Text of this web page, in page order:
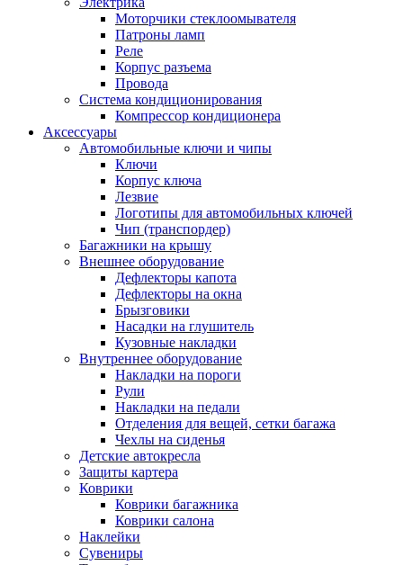
Моторчики стеклоомывателя
Патроны ламп
Реле
Корпус разъема
Провода
Система кондиционирования
Компрессор кондиционера
Аксессуары
Автомобильные ключи и чипы
Ключи
Корпус ключа
Лезвие
Логотипы для автомобильных ключей
Чип (транспордер)
Багажники на крышу
Внешнее оборудование
Дефлекторы капота
Дефлекторы на окна
Брызговики
Насадки на глушитель
Кузовные накладки
Внутреннее оборудование
Накладки на пороги
Рули
Накладки на педали
Отделения для вещей, сетки багажа
Чехлы на сиденья
Детские автокресла
Защиты картера
Коврики
Коврики багажника
Коврики салона
Наклейки
Сувениры